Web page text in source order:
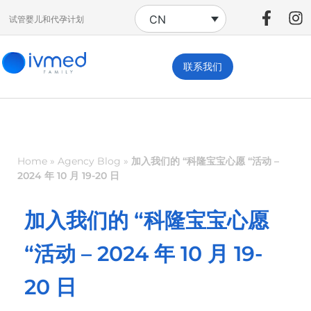
试管婴儿和代孕计划 CN
联系我们
Home » Agency Blog » 加入我们的 “科隆宝宝心愿 “活动 –
2024 年 10 月 19-20 日
加入我们的 “科隆宝宝心愿
“活动 – 2024 年 10 月 19-
20 日